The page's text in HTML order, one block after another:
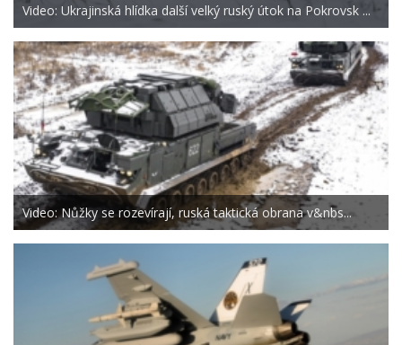
Video: Ukrajinská hlídka další velký ruský útok na Pokrovsk ...
Video: Nůžky se rozevírají, ruská taktická obrana v&nbs...